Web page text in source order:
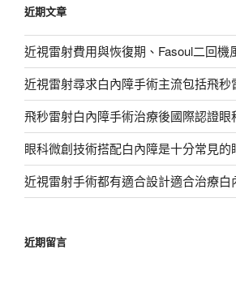
字:
近期文章
近視雷射費用與恢復期、Fasoul二回機
近視雷射尋求白內障手術主流包括飛秒
飛秒雷射白內障手術治療後國際認證眼
眼科微創技術搭配白內障是十分常見的
近視雷射手術都有適合設計適合治療白
近期留言